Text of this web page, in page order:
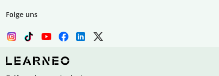
Folge uns